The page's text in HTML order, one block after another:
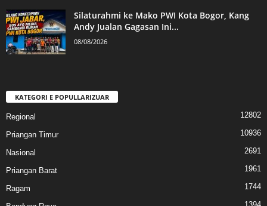
Silaturahmi ke Mako PWI Kota Bogor, Kang
Andy Jualan Gagasan Ini...
08/08/2026
KATEGORI E POPULLARIZUAR
Regional 12802
Priangan Timur 10936
Nasional 2691
Priangan Barat 1961
Ragam 1744